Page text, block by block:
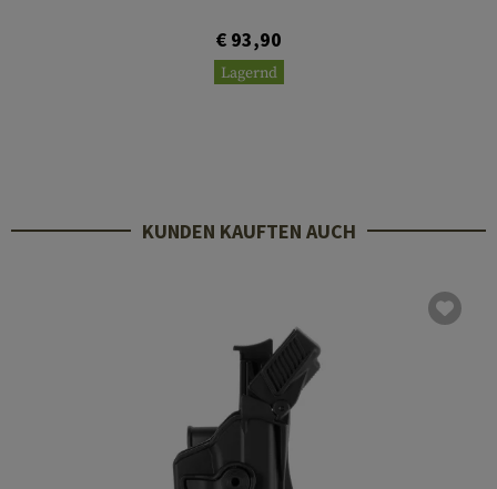
€ 93,90
Lagernd
KUNDEN KAUFTEN AUCH